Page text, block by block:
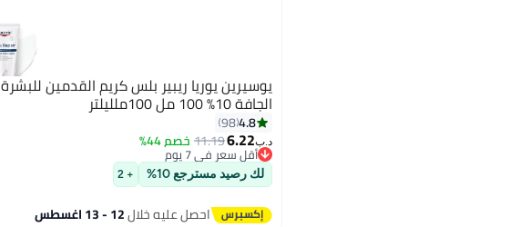
يوسيرين يوريا ريبير بلس كريم القدمين للبشرة
الجافة 10% 100 مل 100ملليلتر
4.8
98
د.ب‏6.22
11.19خصم 44% أقل سعر في 7 يوم
تم بيع +170 مؤخرًا
أقل سعر في 7 يوم
لك رصيد مسترجع 10% + 2
احصل عليه خلال12 - 13 اغسطس